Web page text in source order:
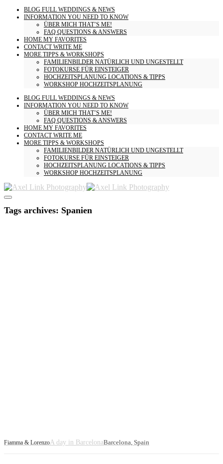
BLOG FULL WEDDINGS & NEWS
INFORMATION YOU NEED TO KNOW
ÜBER MICH THAT’S ME!
FAQ QUESTIONS & ANSWERS
HOME MY FAVORITES
CONTACTWRITE ME
MORE TIPPS & WORKSHOPS
FAMILIENBILDER NATÜRLICH UND UNGESTELLT
FOTOKURSE FÜR EINSTEIGER
HOCHZEITSPLANUNG LOCATIONS & TIPPS
WORKSHOP HOCHZEITSPLANUNG
BLOG FULL WEDDINGS & NEWS
INFORMATION YOU NEED TO KNOW
ÜBER MICH THAT’S ME!
FAQ QUESTIONS & ANSWERS
HOME MY FAVORITES
CONTACTWRITE ME
MORE TIPPS & WORKSHOPS
FAMILIENBILDER NATÜRLICH UND UNGESTELLT
FOTOKURSE FÜR EINSTEIGER
HOCHZEITSPLANUNG LOCATIONS & TIPPS
WORKSHOP HOCHZEITSPLANUNG
Tags archives: Spanien
Fiamma & LorenzoA day in BarcelonaBarcelona, Spain